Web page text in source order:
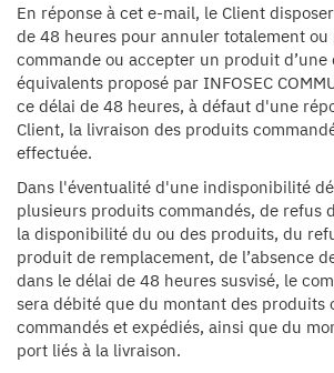
En réponse à cet e-mail, le Client
de 48 heures pour annuler totalement ou
commande ou accepter un produit d’une
équivalents proposé par INFOSEC
ce délai de 48 heures, à défaut d'une
Client, la livraison des produits
effectuée.
Dans l'éventualité d'une indisponibilité
plusieurs produits commandés, de refus
la disponibilité du ou des produits, du
produit de remplacement, de l’absence
dans le délai de 48 heures susvisé, le
sera débité que du montant des produits
commandés et expédiés, ainsi que du
port liés à la livraison.